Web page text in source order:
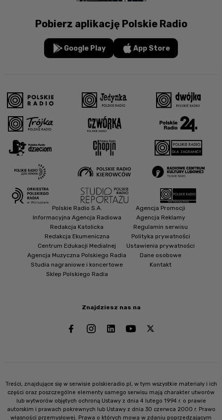
Pobierz aplikację Polskie Radio
Google Play App Store
Znajdziesz nas na
Polskie Radio S.A.
Informacyjna Agencja Radiowa
Redakcja Katolicka
Redakcja Ekumeniczna
Centrum Edukacji Medialnej
Agencja Muzyczna Polskiego Radia
Studia nagraniowe i koncertowe
Sklep Polskiego Radia
Agencja Promocji
Agencja Reklamy
Regulamin serwisu
Polityka prywatności
Ustawienia prywatności
Dane osobowe
Kontakt
Treści, znajdujące się w serwisie polskieradio.pl, w tym wszystkie materiały i ich
części oraz poszczególne elementy samego serwisu mają charakter utworów
lub wytworów objętych ochroną Ustawy z dnia 4 lutego 1994 r. o prawie
autorskim i prawach pokrewnych lub Ustawy z dnia 30 czerwca 2000 r. Prawo
własności przemysłowej. Prawa o których mowa w zdaniu poprzedzającym